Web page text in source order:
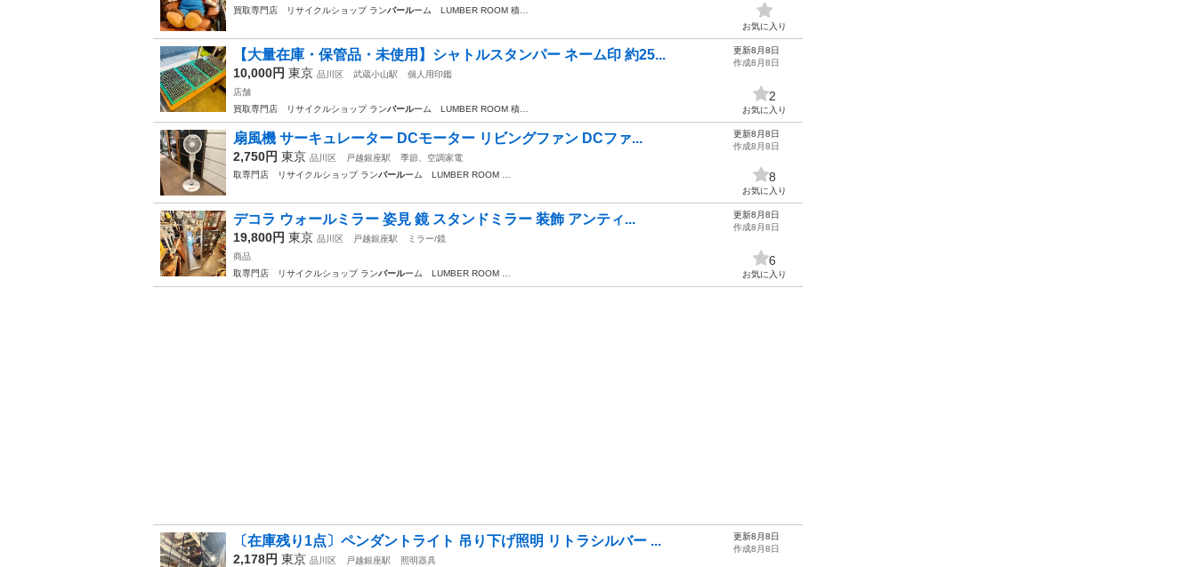
買取専門店 リサイクルショップ ランバールーム LUMBER ROOM 積…
お気に入り
【大量在庫・保管品・未使用】シャトルスタンパー ネーム印 約25...
10,000円 東京 品川区 武蔵小山駅
個人用印鑑
店舗
買取専門店 リサイクルショップ ランバールーム LUMBER ROOM 積…
更新8月8日
作成8月8日
2
お気に入り
扇風機 サーキュレーター DCモーター リビングファン DCファ...
2,750円 東京 品川区 戸越銀座駅
季節、空調家電
取専門店 リサイクルショップ ランバールーム LUMBER ROOM …
更新8月8日
作成8月8日
8
お気に入り
デコラ ウォールミラー 姿見 鏡 スタンドミラー 装飾 アンティ...
19,800円 東京 品川区 戸越銀座駅
ミラー/鏡
商品
取専門店 リサイクルショップ ランバールーム LUMBER ROOM …
更新8月8日
作成8月8日
6
お気に入り
〔在庫残り1点〕ペンダントライト 吊り下げ照明 リトラシルバー ...
2,178円 東京 品川区 戸越銀座駅
照明器具
更新8月8日
作成8月8日